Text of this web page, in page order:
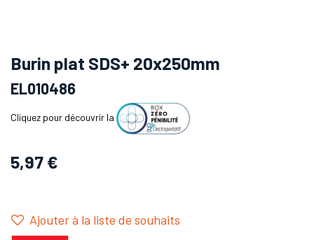
Burin plat SDS+ 20x250mm
EL010486
Cliquez pour découvrir la
5,97 €
Ajouter à la liste de souhaits